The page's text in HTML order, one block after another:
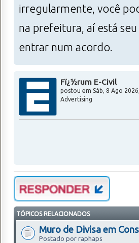
irregularmente, você
na prefeitura, aí está
entrar num acordo.
Fï¿½rum E-Civil
postou em Sáb, 8 Ago
Advertising
TÓPICOS RELACIONADOS
Muro de Divisa em
Postado por raphaps